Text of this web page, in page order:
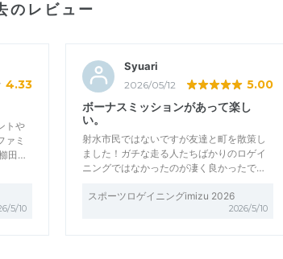
のレビュー
4.33
トや
ァミ
田…
5/10
Syuari
2026/05/12 5.00
ボーナスミッションがあって楽し
い。
射水市民ではないですが友達と町を散策し
ました！ガチな走る人たちばかりのロゲイ
ニングではなかったのが凄く良かったで…
スポーツロゲイニングimizu 2026
2026/5/10